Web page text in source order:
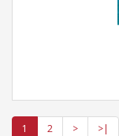
1 2 >
>|